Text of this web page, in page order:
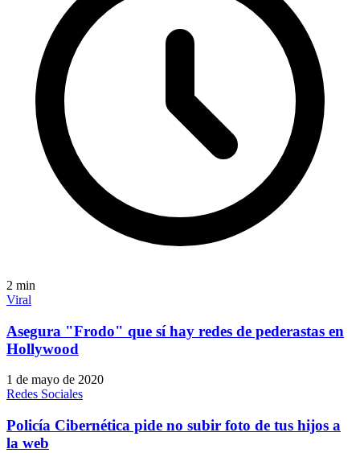
2 min
Viral
Asegura "Frodo" que sí hay redes de pederastas en
Hollywood
1 de mayo de 2020
Redes Sociales
Policía Cibernética pide no subir foto de tus hijos a
la web